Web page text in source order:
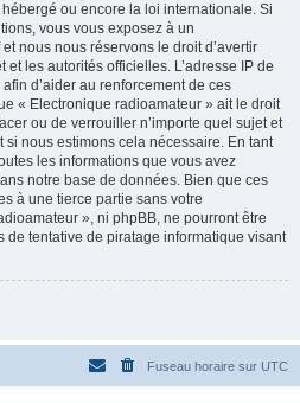
ou encore la loi internationale. Si
vous vous exposez à un
nous nous réservons le droit d’avertir
et les autorités officielles. L’adresse IP de
d’aider au renforcement de ces
« Electronique radioamateur » ait le droit
ou de verrouiller n’importe quel sujet et
si nous estimons cela nécessaire. En tant
les informations que vous avez
notre base de données. Bien que ces
à une tierce partie sans votre
», ni phpBB, ne pourront être
de tentative de piratage informatique visant
Fuseau horaire sur UTC